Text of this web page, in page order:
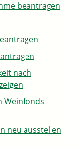
beantragen
nach
Weinfonds
neu ausstellen